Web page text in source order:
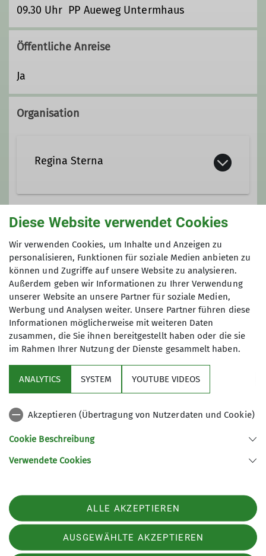
09.30 Uhr PP Aueweg Untermhaus
Öffentliche Anreise
Ja
Organisation
Regina Sterna
0365 800 62 08
0160 994 483 57
Ämter
Wanderleiterin
Gruppe
Wandergruppe
Wir wandern in Gera, in der Umgebung
und natürlich auch in den Mittel- und
Hochgebirgen. Unsere Sektion verfügt
über viele aktive Wanderer und über
ein vielfältiges Angebot an
Gemeinschaftswanderungen. Dabei
spielen das Miteinander und die
mittelfernen Umgebung eine wichtige
Rolle. Gemeinsam wollen wir allen
unseren Kulturgütern und an
geologischen Besonderheiten. Unsere
Sektion
Aktuelles
07545 Gera
Telefon +4915208590974
Diese Website verwendet Cookies
Wir verwenden Cookies, um Inhalte und Anzeigen zu
personalisieren, Funktionen für soziale Medien anbieten zu
können und Zugriffe auf unsere Website zu analysieren.
Außerdem geben wir Informationen zu Ihrer Verwendung
unserer Website an unsere Partner für soziale Medien,
Werbung und Analysen weiter. Unsere Partner führen diese
Informationen möglicherweise mit weiteren Daten
zusammen, die Sie ihnen bereitgestellt haben oder die sie
im Rahmen Ihrer Nutzung der Dienste gesammelt haben.
ANALYTICS SYSTEM YOUTUBE VIDEOS
Akzeptieren (Übertragung von Nutzerdaten und Cookie)
Cookie Beschreibung
Verwendete Cookies
ALLE AKZEPTIEREN
AUSGEWÄHLTE AKZEPTIEREN